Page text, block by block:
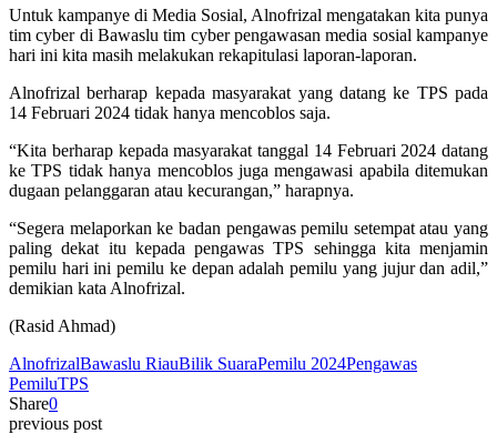
Untuk kampanye di Media Sosial, Alnofrizal mengatakan kita punya
tim cyber di Bawaslu tim cyber pengawasan media sosial kampanye
hari ini kita masih melakukan rekapitulasi laporan-laporan.
Alnofrizal berharap kepada masyarakat yang datang ke TPS pada
14 Februari 2024 tidak hanya mencoblos saja.
“Kita berharap kepada masyarakat tanggal 14 Februari 2024 datang
ke TPS tidak hanya mencoblos juga mengawasi apabila ditemukan
dugaan pelanggaran atau kecurangan,” harapnya.
“Segera melaporkan ke badan pengawas pemilu setempat atau yang
paling dekat itu kepada pengawas TPS sehingga kita menjamin
pemilu hari ini pemilu ke depan adalah pemilu yang jujur dan adil,”
demikian kata Alnofrizal.
(Rasid Ahmad)
AlnofrizalBawaslu RiauBilik SuaraPemilu 2024Pengawas
PemiluTPS
Share0
previous post